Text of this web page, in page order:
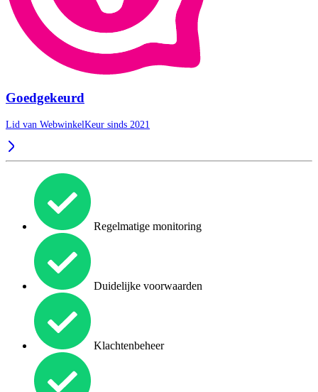
Goedgekeurd
Lid van WebwinkelKeur sinds 2021
Regelmatige monitoring
Duidelijke voorwaarden
Klachtenbeheer